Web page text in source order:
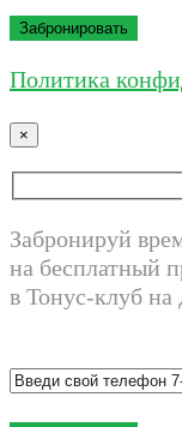
Политика
×
Забронируй
на бесплатный
в Тонус-клуб